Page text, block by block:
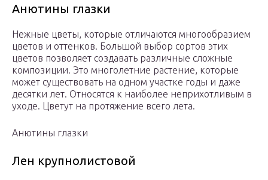
Анютины глазки
Нежные цветы, которые отличаются многообразием
цветов и оттенков. Большой выбор сортов этих
цветов позволяет создавать различные сложные
композиции. Это многолетние растение, которые
может существовать на одном участке годы и даже
десятки лет. Относятся к наиболее неприхотливым в
уходе. Цветут на протяжение всего лета.
Анютины глазки
Лен крупнолистовой